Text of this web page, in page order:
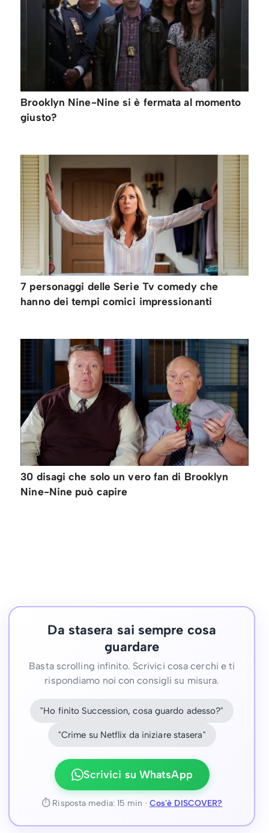
Brooklyn Nine-Nine si è fermata al momento
giusto?
7 personaggi delle Serie Tv comedy che
hanno dei tempi comici impressionanti
30 disagi che solo un vero fan di Brooklyn
Nine-Nine può capire
Da stasera sai sempre cosa
guardare
Basta scrolling infinito. Scrivici cosa cerchi e ti
rispondiamo noi con consigli su misura.
"Ho finito Succession, cosa guardo adesso?"
"Crime su Netflix da iniziare stasera"
Scrivici su WhatsApp
⏱ Risposta media: 15 min · Cos'è DISCOVER?